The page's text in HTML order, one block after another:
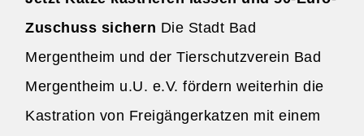
Zuschuss sichern Die Stadt Bad
Mergentheim und der Tierschutzverein Bad
Mergentheim u.U. e.V. fördern weiterhin die
Kastration von Freigängerkatzen mit einem